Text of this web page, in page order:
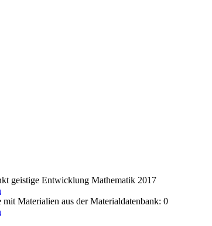
geistige Entwicklung Mathematik 2017
Materialien aus der Materialdatenbank: 0